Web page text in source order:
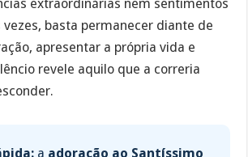
extraordinárias nem sentimentos
basta permanecer diante de
apresentar a própria vida e
revele aquilo que a correria
a adoração ao Santíssimo